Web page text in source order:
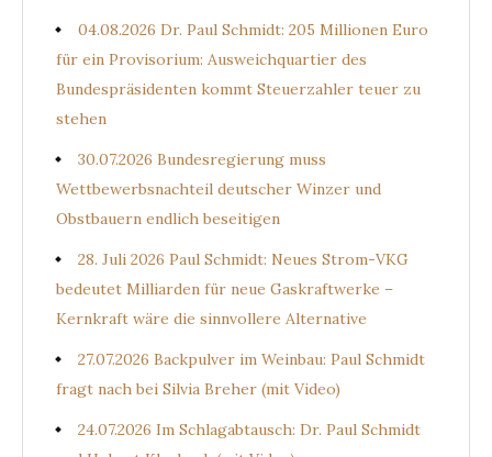
04.08.2026 Dr. Paul Schmidt: 205 Millionen Euro
für ein Provisorium: Ausweichquartier des
Bundespräsidenten kommt Steuerzahler teuer zu
stehen
30.07.2026 Bundesregierung muss
Wettbewerbsnachteil deutscher Winzer und
Obstbauern endlich beseitigen
28. Juli 2026 Paul Schmidt: Neues Strom-VKG
bedeutet Milliarden für neue Gaskraftwerke –
Kernkraft wäre die sinnvollere Alternative
27.07.2026 Backpulver im Weinbau: Paul Schmidt
fragt nach bei Silvia Breher (mit Video)
24.07.2026 Im Schlagabtausch: Dr. Paul Schmidt